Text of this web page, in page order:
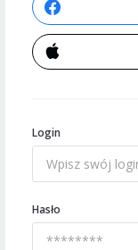
Login
Hasło